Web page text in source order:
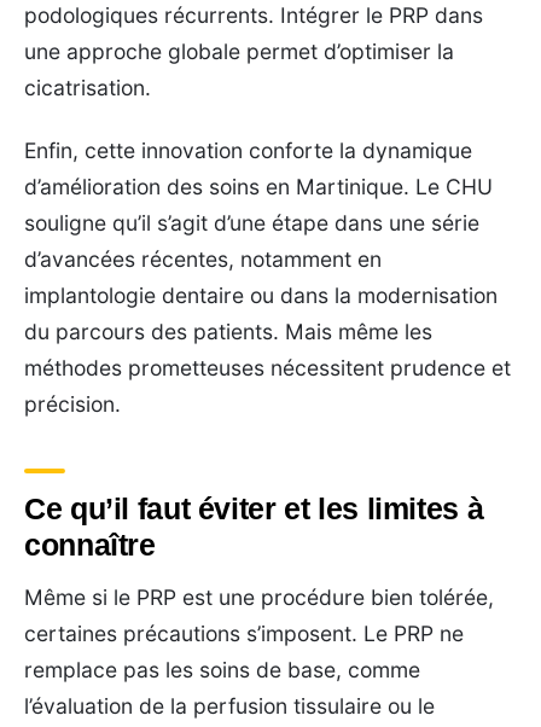
podologiques récurrents. Intégrer le PRP dans
une approche globale permet d’optimiser la
cicatrisation.
Enfin, cette innovation conforte la dynamique
d’amélioration des soins en Martinique. Le CHU
souligne qu’il s’agit d’une étape dans une série
d’avancées récentes, notamment en
implantologie dentaire ou dans la modernisation
du parcours des patients. Mais même les
méthodes prometteuses nécessitent prudence et
précision.
Ce qu’il faut éviter et les limites à
connaître
Même si le PRP est une procédure bien tolérée,
certaines précautions s’imposent. Le PRP ne
remplace pas les soins de base, comme
l’évaluation de la perfusion tissulaire ou le